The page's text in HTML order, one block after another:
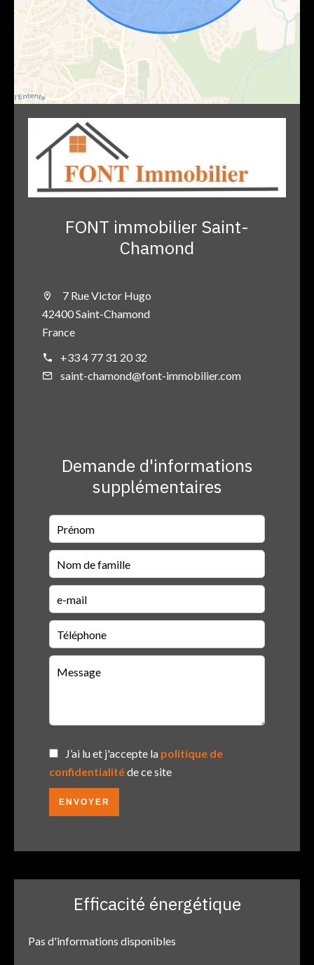
FONT immobilier Saint-
Chamond
7 Rue Victor Hugo
42400 Saint-Chamond
France
+33 4 77 31 20 32
saint-chamond@font-immobilier.com
Demande d'informations
supplémentaires
J’ai lu et j'accepte la politique de
confidentialitéde ce site
ENVOYER
Efficacité énergétique
Pas d'informations disponibles